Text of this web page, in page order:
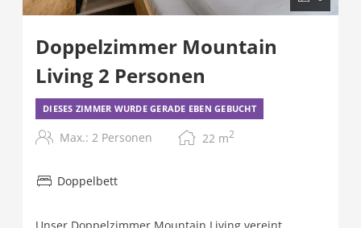
Doppelzimmer Mountain
Living 2 Personen
DIESES ZIMMER WURDE GERADE EBEN GEBUCHT
Max.: 2 Personen 22 m2
Doppelbett